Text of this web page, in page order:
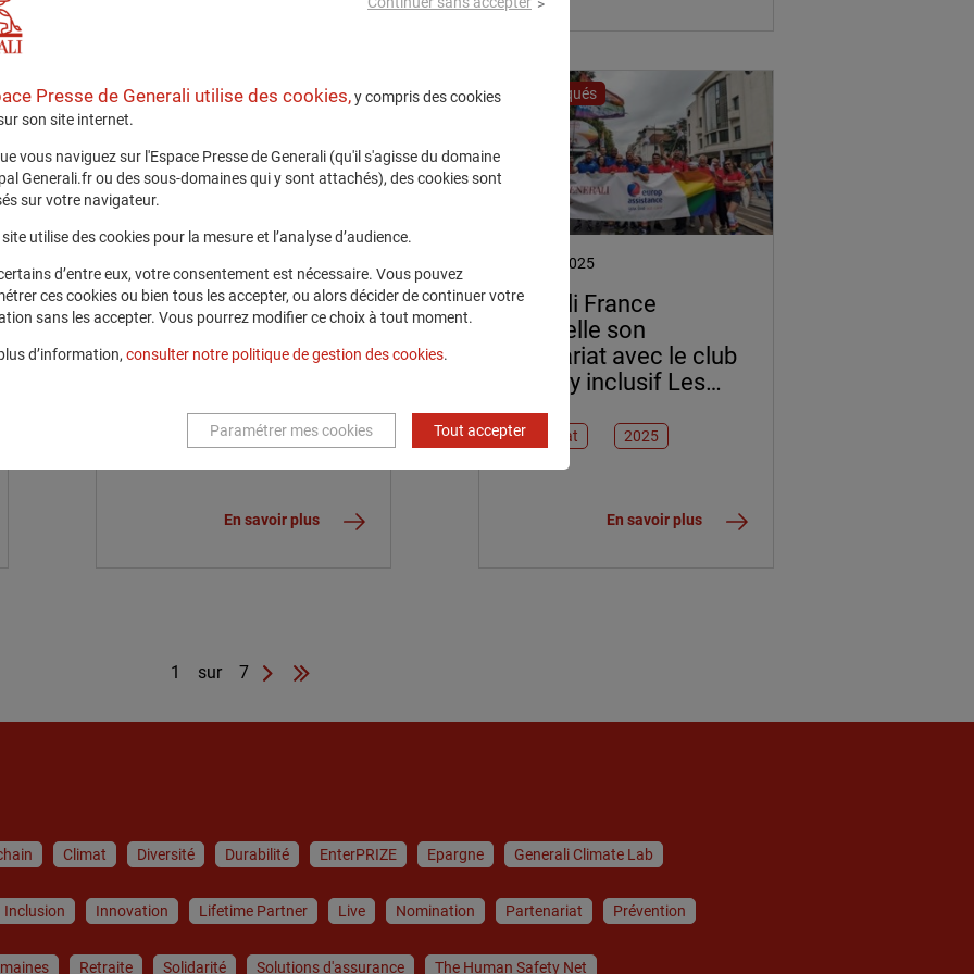
Communiqués
Generali lance une
collaboration avec le
MIT pour innover en
l’assurance
2025
En savoir plus
Communiqués
22 janvier 2025
Generali France
renouvelle son
partenariat avec le club
de rugby inclusif Les
Coqs Festifs
Partenariat 2025
En savoir plus
1 sur 7
Climat Diversité Durabilité EnterPRIZE Epargne Generali Climate Lab
Inclusion Innovation Lifetime Partner Live Nomination Partenariat Prévention
Retraite Solidarité Solutions d'assurance The Human Safety Net
Presse de Generali utilise des cookies,y compris des cookies
son site internet.
vous naviguez sur l'Espace Presse de Generali (qu'il s'agisse du domaine
Generali.fr ou des sous-domaines qui y sont attachés), des cookies sont
sur votre navigateur.
utilise des cookies pour la mesure et l’analyse d’audience.
d’entre eux, votre consentement est nécessaire. Vous pouvez
ces cookies ou bien tous les accepter, ou alors décider de continuer votre
sans les accepter. Vous pourrez modifier ce choix à tout moment.
d’information, consulter notre politique de gestion des cookies.
Tout accepter
Paramétrer mes cookies